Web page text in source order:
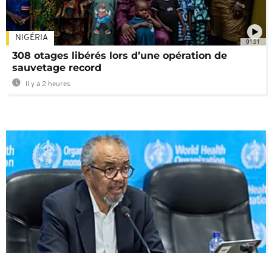
01:01
NIGÉRIA
308 otages libérés lors d’une opération de
sauvetage record
Il y a 2 heures